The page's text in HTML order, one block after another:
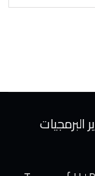
وحدة تطوير البرمجيات